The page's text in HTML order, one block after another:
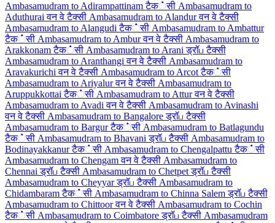
Ambasamudram to Adirampattinam टैक்सी Ambasamudram to
Aduthurai वन वे टैक्सी Ambasamudram to Alandur वन वे टैक्सी
Ambasamudram to Alangudi टैक்सी Ambasamudram to Ambattur
टैक்सी Ambasamudram to Ambur वन वे टैक्सी Ambasamudram to
Arakkonam टैक்सी Ambasamudram to Arani ड्रॉப टैक्सी
Ambasamudram to Aranthangi वन वे टैक्सी Ambasamudram to
Aravakurichi वन वे टैक्सी Ambasamudram to Arcot टैक்सी
Ambasamudram to Ariyalur वन वे टैक्सी Ambasamudram to
Aruppukkottai टैक்सी Ambasamudram to Attur वन वे टैक्सी
Ambasamudram to Avadi वन वे टैक्सी Ambasamudram to Avinashi
वन वे टैक्सी Ambasamudram to Bangalore ड्रॉப टैक्सी
Ambasamudram to Bargur टैक்सी Ambasamudram to Batlagundu
टैक்सी Ambasamudram to Bhavani ड्रॉப टैक्सी Ambasamudram to
Bodinayakkanur टैक்सी Ambasamudram to Chengalpattu टैक்सी
Ambasamudram to Chengam वन वे टैक्सी Ambasamudram to
Chennai ड्रॉப टैक्सी Ambasamudram to Chetpet ड्रॉப टैक्सी
Ambasamudram to Cheyyar ड्रॉப टैक्सी Ambasamudram to
Chidambaram टैक்सी Ambasamudram to Chinna Salem ड्रॉப टैक्सी
Ambasamudram to Chittoor वन वे टैक्सी Ambasamudram to Cochin
टैक்सी Ambasamudram to Coimbatore ड्रॉப टैक्सी Ambasamudram